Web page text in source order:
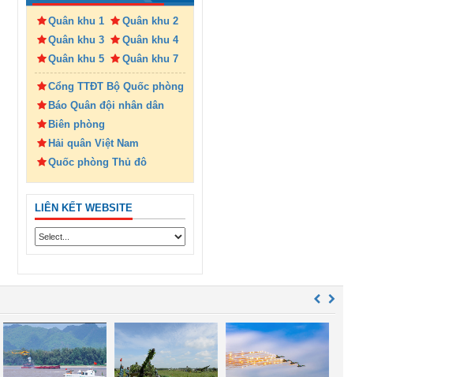
Quân khu 1
Quân khu 2
Quân khu 3
Quân khu 4
Quân khu 5
Quân khu 7
Cổng TTĐT Bộ Quốc phòng
Báo Quân đội nhân dân
Biên phòng
Hải quân Việt Nam
Quốc phòng Thủ đô
LIÊN KẾT WEBSITE